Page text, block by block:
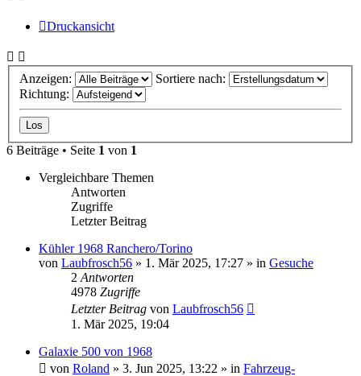
Druckansicht
Anzeigen:
Sortiere nach:
Richtung:
6 Beiträge • Seite 1 von 1
Vergleichbare Themen
Antworten
Zugriffe
Letzter Beitrag
Kühler 1968 Ranchero/Torino
von Laubfrosch56 » 1. Mär 2025, 17:27 » in Gesuche
2 Antworten
4978 Zugriffe
Letzter Beitrag von Laubfrosch56
1. Mär 2025, 19:04
Galaxie 500 von 1968
von Roland » 3. Jun 2025, 13:22 » in Fahrzeug-